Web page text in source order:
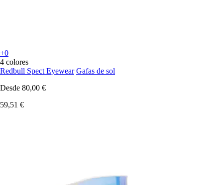
+0
4 colores
Redbull Spect Eyewear Gafas de sol
Desde 80,00 €
59,51 €